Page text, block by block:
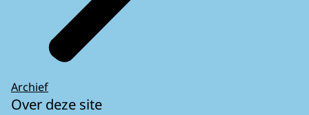
Archief
Over deze site